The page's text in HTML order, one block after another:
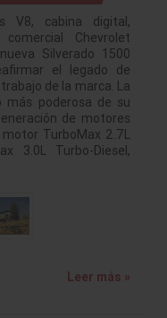
V8, cabina digital,
Chevrolet
Silverado 1500
el legado de
de la marca. La
más poderosa de su
de motores
TurboMax 2.7L
3.0L Turbo-Diesel,
Leer más »